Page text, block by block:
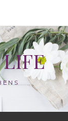
LIFE